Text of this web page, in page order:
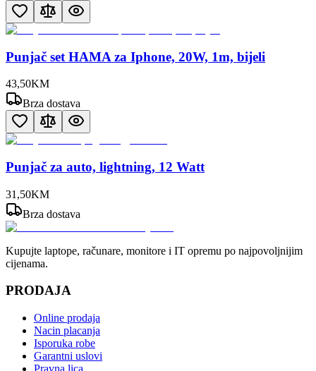
Punjač set HAMA za Iphone, 20W, 1m, bijeli
43,50KM
Brza dostava
Punjač za auto, lightning, 12 Watt
31 ,50KM
Brza dostava
Kupujte laptope, računare, monitore i IT opremu po najpovoljnijim
cijenama.
PRODAJA
Online prodaja
Nacin placanja
Isporuka robe
Garantni uslovi